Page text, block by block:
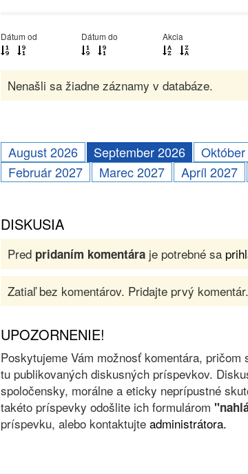
Dátum od Dátum do Akcia
Nenašli sa žiadne záznamy v databáze.
August 2026 September 2026
Február 2027
Marec 2027 Apríl 2027
DISKUSIA
Pred pridaním komentáraje potrebné sa
Zatiaľ bez komentárov. Pridajte prvý komentár.
UPOZORNENIE!
Poskytujeme Vám možnosť komentára,
tu publikovaných diskusných príspevkov.
spoločensky, morálne a eticky neprípustné
takéto príspevky odošlite ich formulárom
príspevku, alebo kontaktujte administrátora.